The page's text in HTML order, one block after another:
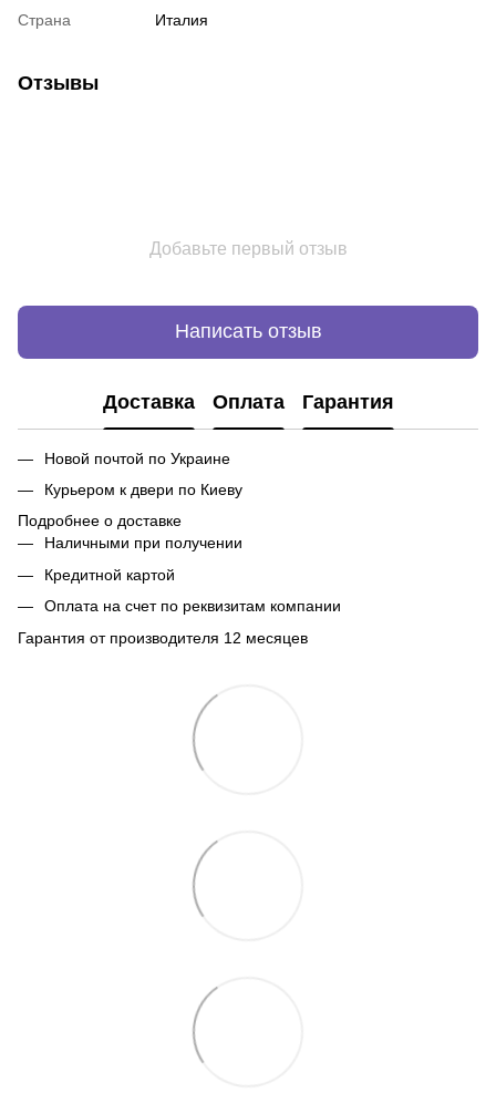
Страна
Италия
Отзывы
Добавьте первый отзыв
Написать отзыв
Доставка Оплата Гарантия
Новой почтой по Украине
Курьером к двери по Киеву
Подробнее о доставке
Наличными при получении
Кредитной картой
Оплата на счет по реквизитам компании
Гарантия от производителя 12 месяцев